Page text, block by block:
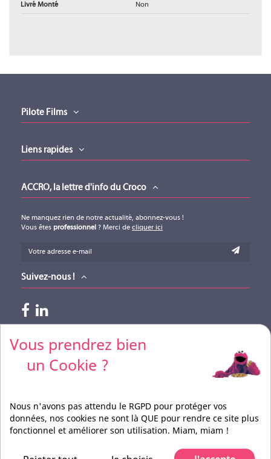
Livré Monté Non
Téléchargement (9.3MB)
Technical specification drawings (version 01012022)
MIDDLE ATLANTIC
MIDDLE ATLANTIC
TS1022
MIDDLE ATLANTIC
Pilote Films
Liens rapides
Vous prendrez bien
un Cookie ?
Nous n'avons pas attendu le RGPD pour protéger vos
données, nos cookies ne sont là QUE pour rendre ce site plus
fonctionnel et améliorer son utilisation. Miam, miam !
ACCRO, la lettre d'info du Croco
Ne manquez rien de notre actualité, abonnez-vous !
Vous êtes professionnel ? Merci de cliquer ici
Suivez-nous !
Paiements acceptés
Pour vos règlements par CB, merci de nous contacter
Pilote Films Tous droits réservés Réalisation BEFORCOM